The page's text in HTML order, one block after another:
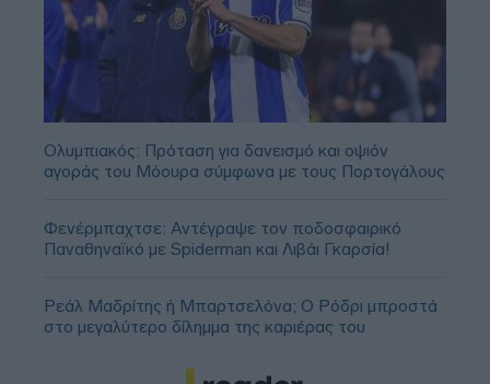
Ολυμπιακός: Πρόταση για δανεισμό και οψιόν
αγοράς του Μόουρα σύμφωνα με τους Πορτογάλους
Φενέρμπαχτσε: Αντέγραψε τον ποδοσφαιρικό
Παναθηναϊκό με Spiderman και Λιβάι Γκαρσία!
Ρεάλ Μαδρίτης ή Μπαρτσελόνα; Ο Ρόδρι μπροστά
στο μεγαλύτερο δίλημμα της καριέρας του